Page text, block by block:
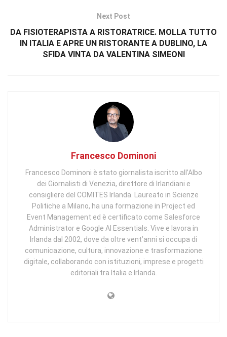
Next Post
DA FISIOTERAPISTA A RISTORATRICE. MOLLA TUTTO
IN ITALIA E APRE UN RISTORANTE A DUBLINO, LA
SFIDA VINTA DA VALENTINA SIMEONI
Francesco Dominoni
Francesco Dominoni è stato giornalista iscritto all’Albo
dei Giornalisti di Venezia, direttore di Irlandiani e
consigliere del COMITES Irlanda. Laureato in Scienze
Politiche a Milano, ha una formazione in Project ed
Event Management ed è certificato come Salesforce
Administrator e Google AI Essentials. Vive e lavora in
Irlanda dal 2002, dove da oltre vent’anni si occupa di
comunicazione, cultura, innovazione e trasformazione
digitale, collaborando con istituzioni, imprese e progetti
editoriali tra Italia e Irlanda.